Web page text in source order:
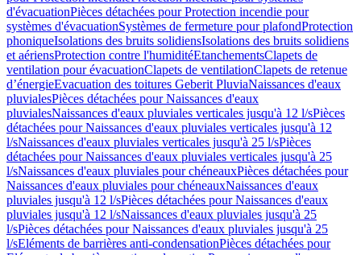
d'évacuationPièces détachées pour Protection incendie pour
systèmes d'évacuationSystèmes de fermeture pour plafondProtection
phoniqueIsolations des bruits solidiensIsolations des bruits solidiens
et aériensProtection contre l'humiditéEtanchementsClapets de
ventilation pour évacuationClapets de ventilationClapets de retenue
d’énergieEvacuation des toitures Geberit PluviaNaissances d'eaux
pluvialesPièces détachées pour Naissances d'eaux
pluvialesNaissances d'eaux pluviales verticales jusqu'à 12 l/sPièces
détachées pour Naissances d'eaux pluviales verticales jusqu'à 12
l/sNaissances d'eaux pluviales verticales jusqu'à 25 l/sPièces
détachées pour Naissances d'eaux pluviales verticales jusqu'à 25
l/sNaissances d'eaux pluviales pour chéneauxPièces détachées pour
Naissances d'eaux pluviales pour chéneauxNaissances d'eaux
pluviales jusqu'à 12 l/sPièces détachées pour Naissances d'eaux
pluviales jusqu'à 12 l/sNaissances d'eaux pluviales jusqu'à 25
l/sPièces détachées pour Naissances d'eaux pluviales jusqu'à 25
l/sEléments de barrières anti-condensationPièces détachées pour